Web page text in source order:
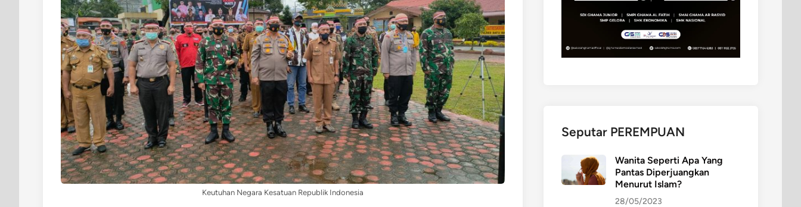
Keutuhan Negara Kesatuan Republik Indonesia
Seputar PEREMPUAN
Wanita Seperti Apa Yang
Pantas Diperjuangkan
Menurut Islam?
28/05/2023